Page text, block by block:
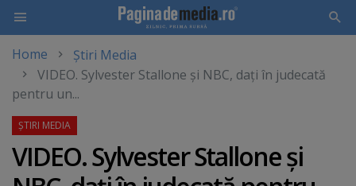
main
content
Home
Știri Media
VIDEO. Sylvester Stallone şi NBC, daţi în judecată
pentru un...
VIDEO. Sylvester Stallone şi